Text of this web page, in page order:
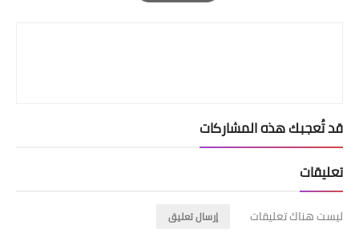
قد تُعجبك هذه المشاركات
تعليقات
ليست هناك تعليقات إرسال تعليق